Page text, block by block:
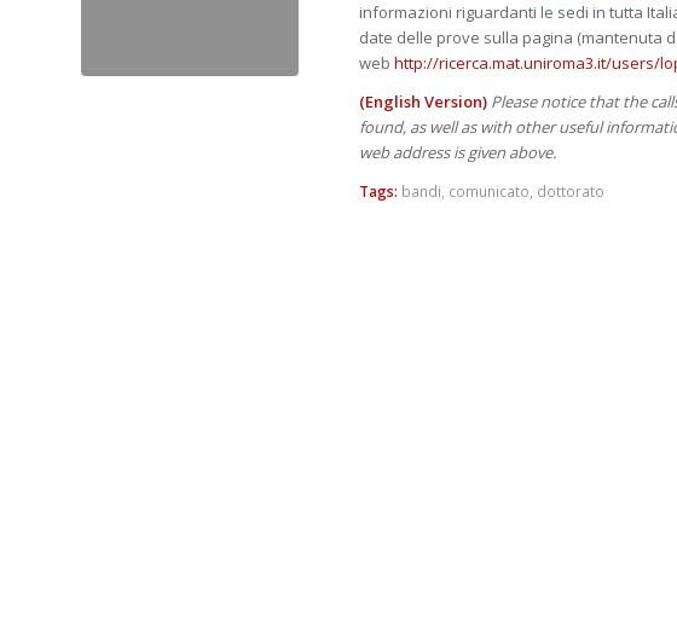
informazioni riguardanti le sedi in tutta
date delle prove sulla pagina (mantenuta
web http://ricerca.mat.uniroma3.it/users/
(English Version) Please notice that the
found, as well as with other useful
web address is given above.
Tags: bandi comunicato dottorato